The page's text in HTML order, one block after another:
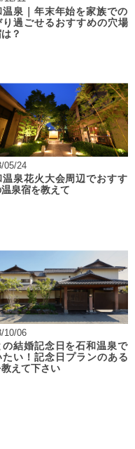
温泉｜年末年始を家族での
り過ごせるおすすめの穴場
？
05/24
温泉花火大会周辺でおすす
泉宿を教えて
10/06
の結婚記念日を石和温泉で
たい！記念日プランのある
えて下さい